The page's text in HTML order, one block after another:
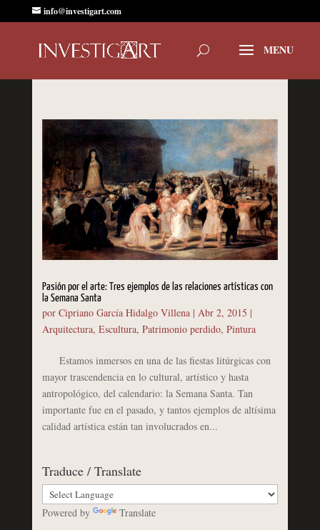
info@investigart.com
Pasión por el arte: Tres ejemplos de las relaciones artísticas con
la Semana Santa
por Cipriano García Hidalgo Villena| Abr 2, 2015 |
Arquitectura, Escultura, Patrimonio perdido, Pintura
Estamos inmersos en una de las fiestas litúrgicas con
mayor trascendencia en lo cultural, artístico y hasta
antropológico, del calendario: la Semana Santa. Tan
importante fue en el pasado, y tantos ejemplos de altísima
calidad artística están tan involucrados en...
Traduce / Translate
Powered by Translate